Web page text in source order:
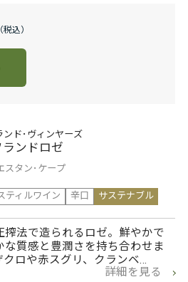
ンド･ヴィンヤーズ
ランドロゼ
スタン･ケープ
ティルワイン 辛口 サステナブル
搾法で造られるロゼ。鮮やかで
な質感と豊潤さを持ち合わせま
クロや赤スグリ、クランベ…
詳細を見る